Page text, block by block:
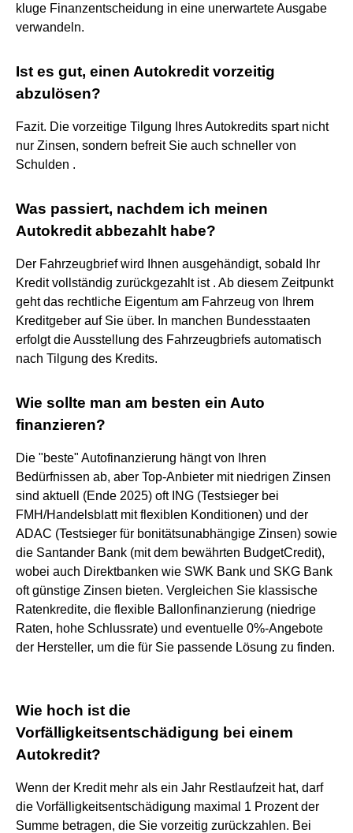
kluge Finanzentscheidung in eine unerwartete Ausgabe
verwandeln.
Ist es gut, einen Autokredit vorzeitig
abzulösen?
Fazit. Die vorzeitige Tilgung Ihres Autokredits spart nicht
nur Zinsen, sondern befreit Sie auch schneller von
Schulden .
Was passiert, nachdem ich meinen
Autokredit abbezahlt habe?
Der Fahrzeugbrief wird Ihnen ausgehändigt, sobald Ihr
Kredit vollständig zurückgezahlt ist . Ab diesem Zeitpunkt
geht das rechtliche Eigentum am Fahrzeug von Ihrem
Kreditgeber auf Sie über. In manchen Bundesstaaten
erfolgt die Ausstellung des Fahrzeugbriefs automatisch
nach Tilgung des Kredits.
Wie sollte man am besten ein Auto
finanzieren?
Die "beste" Autofinanzierung hängt von Ihren
Bedürfnissen ab, aber Top-Anbieter mit niedrigen Zinsen
sind aktuell (Ende 2025) oft ING (Testsieger bei
FMH/Handelsblatt mit flexiblen Konditionen) und der
ADAC (Testsieger für bonitätsunabhängige Zinsen) sowie
die Santander Bank (mit dem bewährten BudgetCredit),
wobei auch Direktbanken wie SWK Bank und SKG Bank
oft günstige Zinsen bieten. Vergleichen Sie klassische
Ratenkredite, die flexible Ballonfinanzierung (niedrige
Raten, hohe Schlussrate) und eventuelle 0%-Angebote
der Hersteller, um die für Sie passende Lösung zu finden.
Wie hoch ist die
Vorfälligkeitsentschädigung bei einem
Autokredit?
Wenn der Kredit mehr als ein Jahr Restlaufzeit hat, darf
die Vorfälligkeitsentschädigung maximal 1 Prozent der
Summe betragen, die Sie vorzeitig zurückzahlen. Bei